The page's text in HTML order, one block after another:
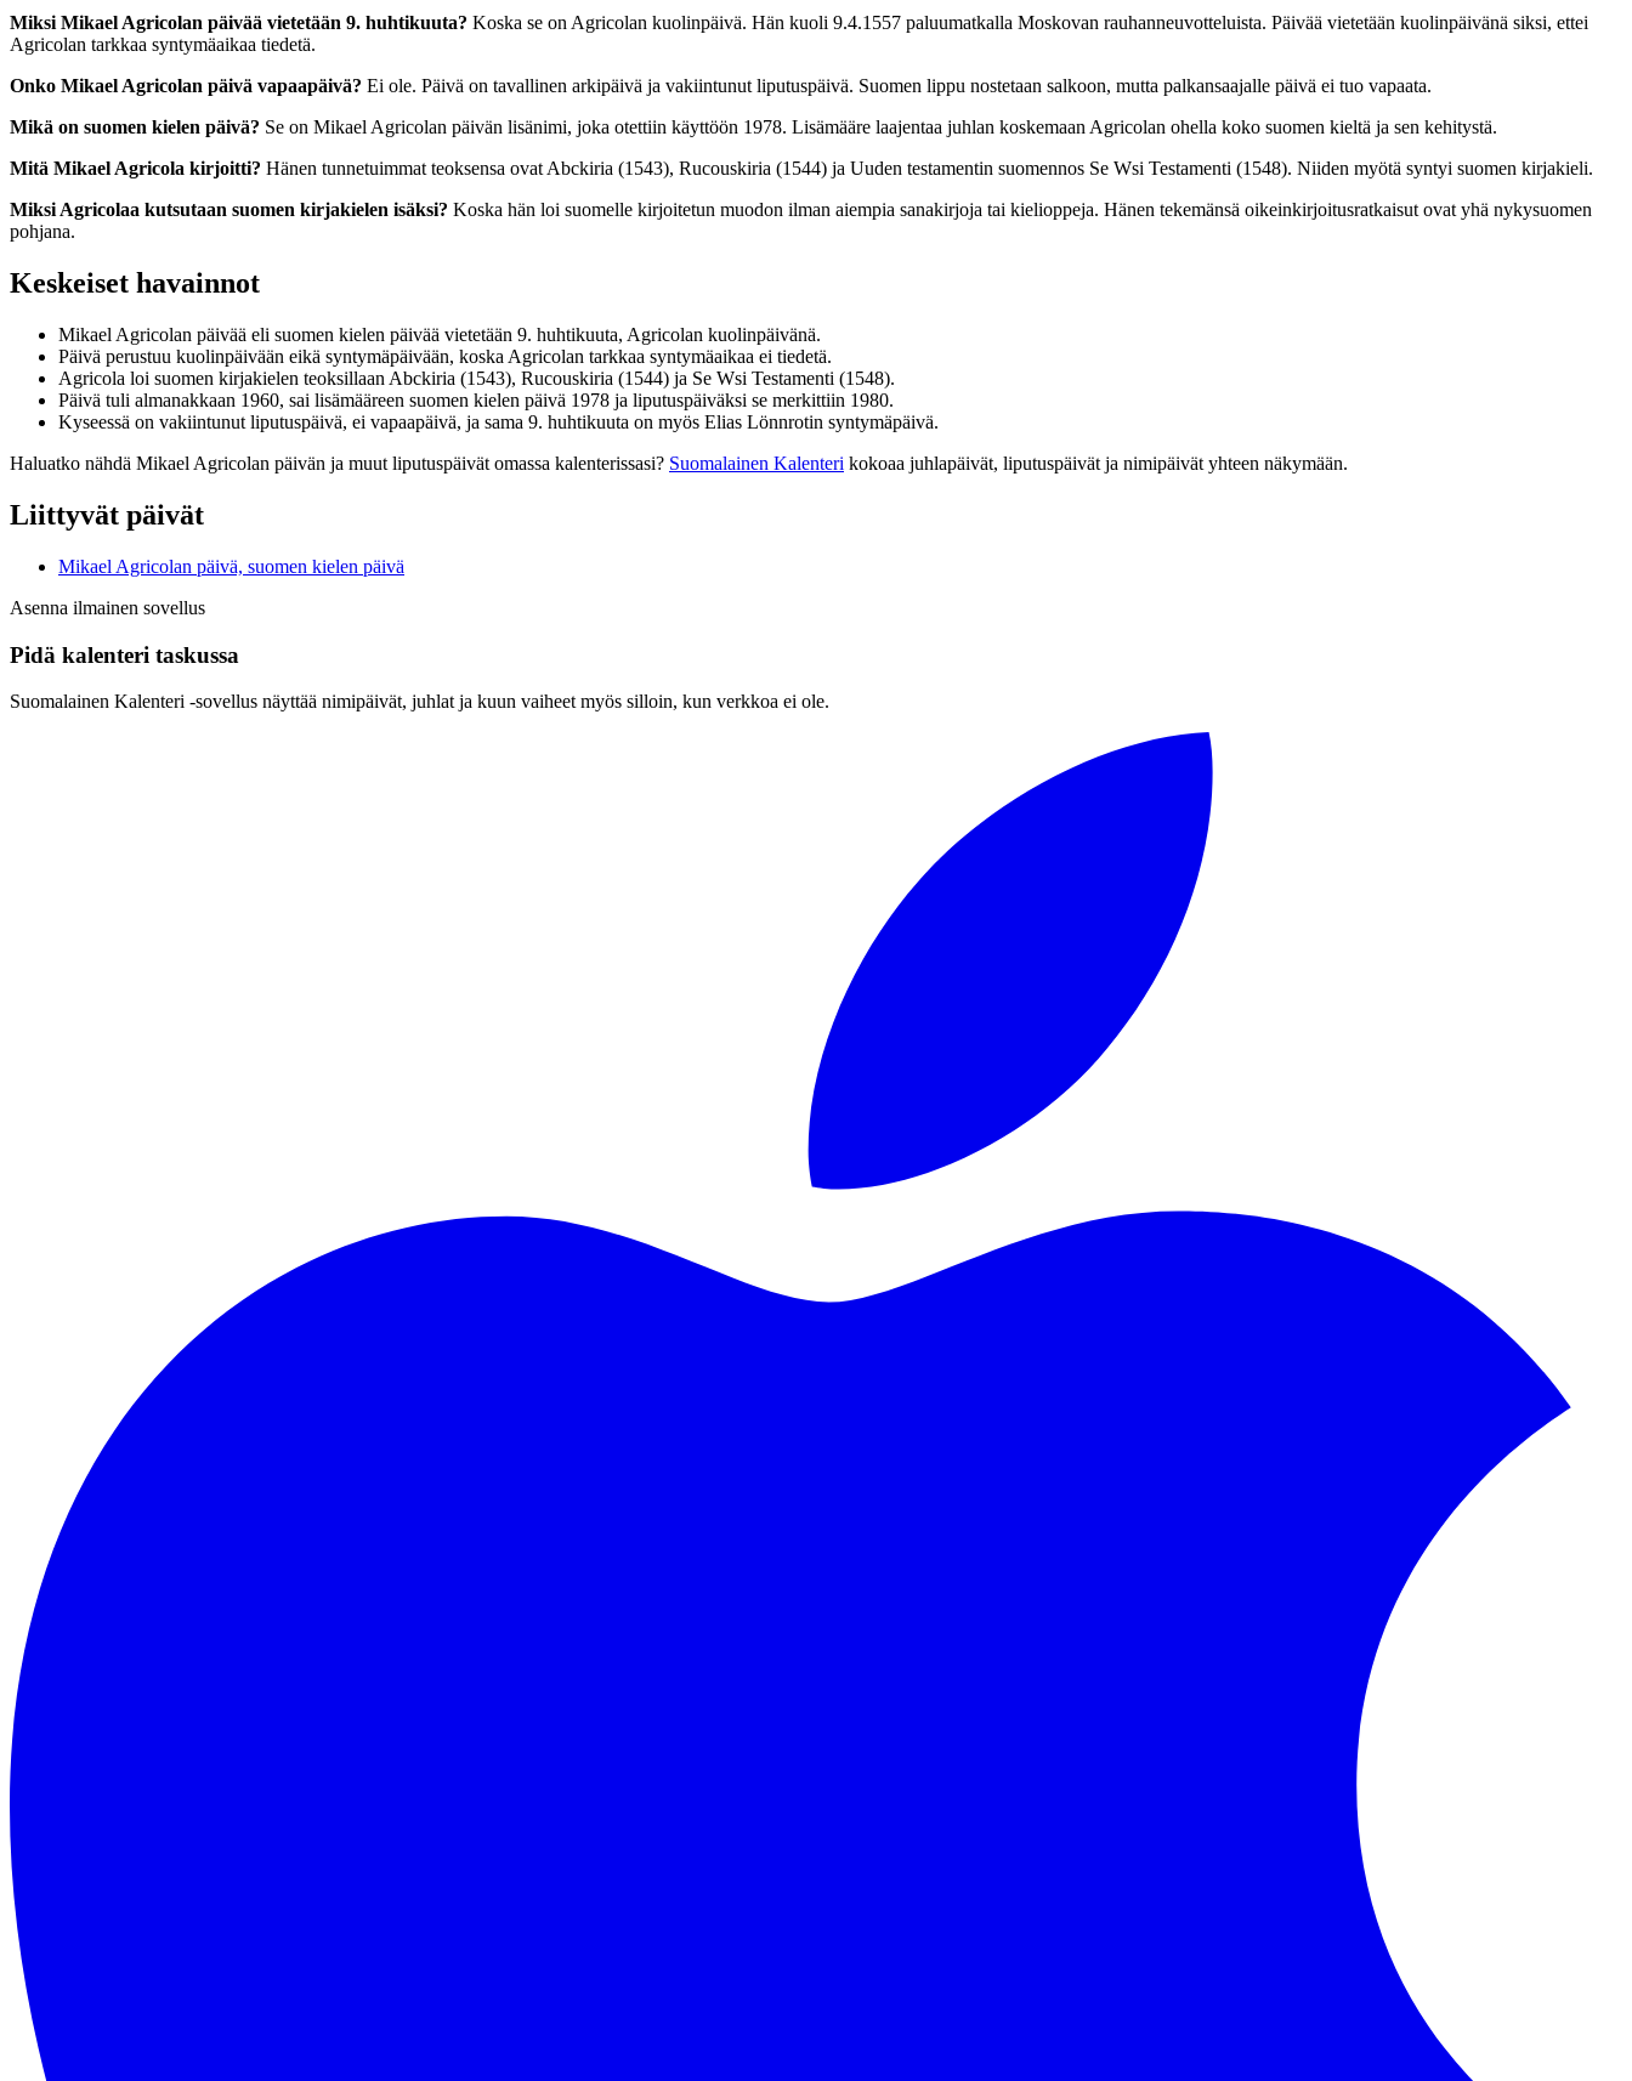
Miksi Mikael Agricolan päivää vietetään 9. huhtikuuta? Koska se on Agricolan kuolinpäivä. Hän kuoli 9.4.1557 paluumatkalla Moskovan rauhanneuvotteluista. Päivää vietetään kuolinpäivänä siksi, ettei
Agricolan tarkkaa syntymäaikaa tiedetä.
Onko Mikael Agricolan päivä vapaapäivä? Ei ole. Päivä on tavallinen arkipäivä ja vakiintunut liputuspäivä. Suomen lippu nostetaan salkoon, mutta palkansaajalle päivä ei tuo vapaata.
Mikä on suomen kielen päivä? Se on Mikael Agricolan päivän lisänimi, joka otettiin käyttöön 1978. Lisämääre laajentaa juhlan koskemaan Agricolan ohella koko suomen kieltä ja sen kehitystä.
Mitä Mikael Agricola kirjoitti? Hänen tunnetuimmat teoksensa ovat Abckiria (1543), Rucouskiria (1544) ja Uuden testamentin suomennos Se Wsi Testamenti (1548). Niiden myötä syntyi suomen kirjakieli.
Miksi Agricolaa kutsutaan suomen kirjakielen isäksi? Koska hän loi suomelle kirjoitetun muodon ilman aiempia sanakirjoja tai kielioppeja. Hänen tekemänsä oikeinkirjoitusratkaisut ovat yhä nykysuomen
pohjana.
Keskeiset havainnot
Mikael Agricolan päivää eli suomen kielen päivää vietetään 9. huhtikuuta, Agricolan kuolinpäivänä.
Päivä perustuu kuolinpäivään eikä syntymäpäivään, koska Agricolan tarkkaa syntymäaikaa ei tiedetä.
Agricola loi suomen kirjakielen teoksillaan Abckiria (1543), Rucouskiria (1544) ja Se Wsi Testamenti (1548).
Päivä tuli almanakkaan 1960, sai lisämääreen suomen kielen päivä 1978 ja liputuspäiväksi se merkittiin 1980.
Kyseessä on vakiintunut liputuspäivä, ei vapaapäivä, ja sama 9. huhtikuuta on myös Elias Lönnrotin syntymäpäivä.
Haluatko nähdä Mikael Agricolan päivän ja muut liputuspäivät omassa kalenterissasi? Suomalainen Kalenteri kokoaa juhlapäivät, liputuspäivät ja nimipäivät yhteen näkymään.
Liittyvät päivät
Mikael Agricolan päivä, suomen kielen päivä
Asenna ilmainen sovellus
Pidä kalenteri taskussa
Suomalainen Kalenteri ‑sovellus näyttää nimipäivät, juhlat ja kuun vaiheet myös silloin, kun verkkoa ei ole.